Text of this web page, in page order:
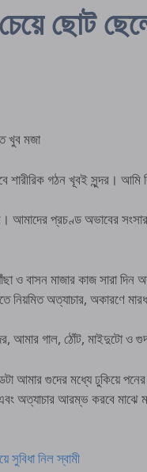
ছোট
খুব মজা
শারীরিক গঠন খূবই সুন্দর। আমি
আমাদের প্রচণ্ড অভাবের
ও বাসন মাজার কাজ সারা দিন
নিয়মিত অত্যাচার, অকারণে
গাল, ঠোঁট, মাইদুটো ও গুদ,
আমার গুদের মধ্যে ঢুকিয়ে পনের
অত্যাচার আরম্ভ করবে মাঝে
নিল স্বামী